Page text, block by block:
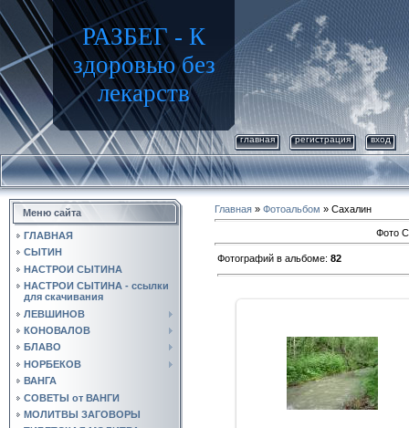
РАЗБЕГ - К
здоровью без
лекарств
главная регистрация вход
Меню сайта
ГЛАВНАЯ
СЫТИН
НАСТРОИ СЫТИНА
НАСТРОИ СЫТИНА - ссылки
для скачивания
ЛЕВШИНОВ
КОНОВАЛОВ
БЛАВО
НОРБЕКОВ
ВАНГА
СОВЕТЫ от ВАНГИ
МОЛИТВЫ ЗАГОВОРЫ
Главная » Фотоальбом » Сахалин
Фото
Фотографий в альбоме: 82
16.09.2010
youser942